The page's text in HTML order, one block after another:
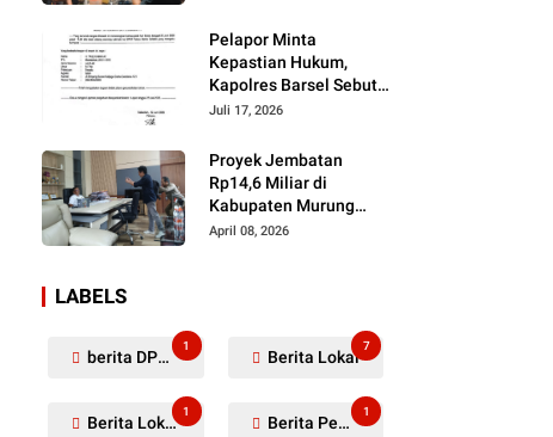
Kondusif Dengan Insan
Pers
Pelapor Minta
Kepastian Hukum,
Kapolres Barsel Sebut
Dugaan Penyerobotan
Juli 17, 2026
Proyek Jembatan
Rp14,6 Miliar di
Kabupaten Murung
Raya Mangkrak,
April 08, 2026
LABELS
berita DPRD Murung Raya
1
Berita Lokal
7
Berita Lokal Kabupaten Barito Utara
1
Berita Pemkab Murung Raya
1